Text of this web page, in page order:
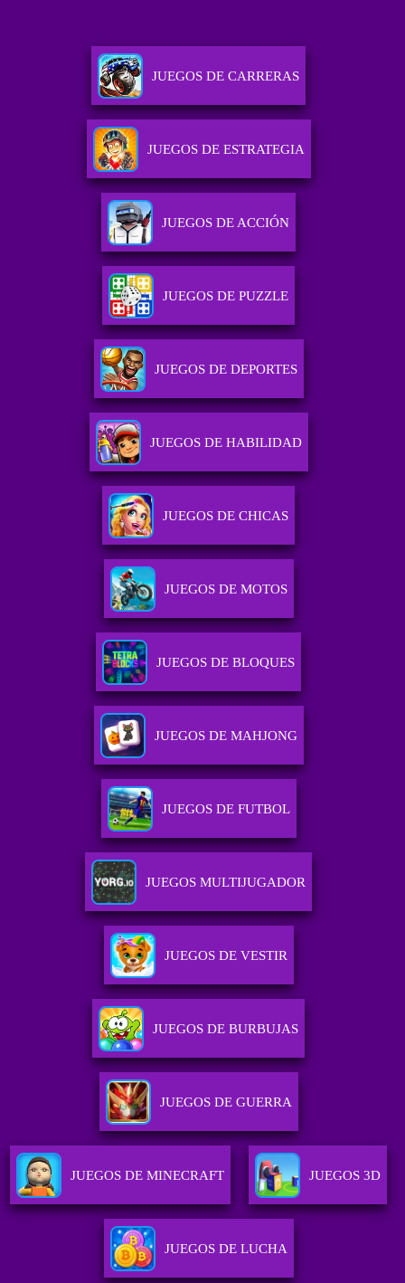
JUEGOS DE CARRERAS
JUEGOS DE ESTRATEGIA
JUEGOS DE ACCIÓN
JUEGOS DE PUZZLE
JUEGOS DE DEPORTES
JUEGOS DE HABILIDAD
JUEGOS DE CHICAS
JUEGOS DE MOTOS
JUEGOS DE BLOQUES
JUEGOS DE MAHJONG
JUEGOS DE FUTBOL
JUEGOS MULTIJUGADOR
JUEGOS DE VESTIR
JUEGOS DE BURBUJAS
JUEGOS DE GUERRA
JUEGOS DE MINECRAFT JUEGOS 3D
JUEGOS DE LUCHA